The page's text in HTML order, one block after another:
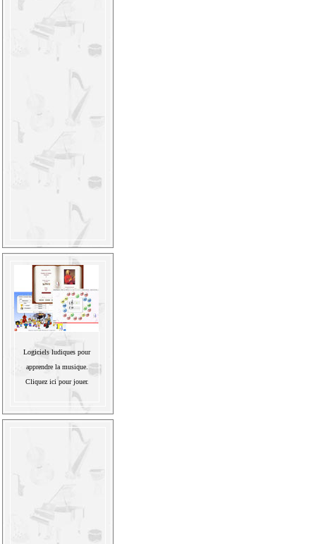
Logiciels ludiques pour
apprendre la musique.
Cliquez ici pour jouer.